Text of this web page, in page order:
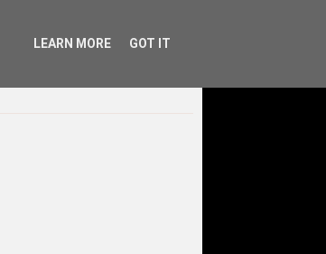
LEARN MORE GOT IT